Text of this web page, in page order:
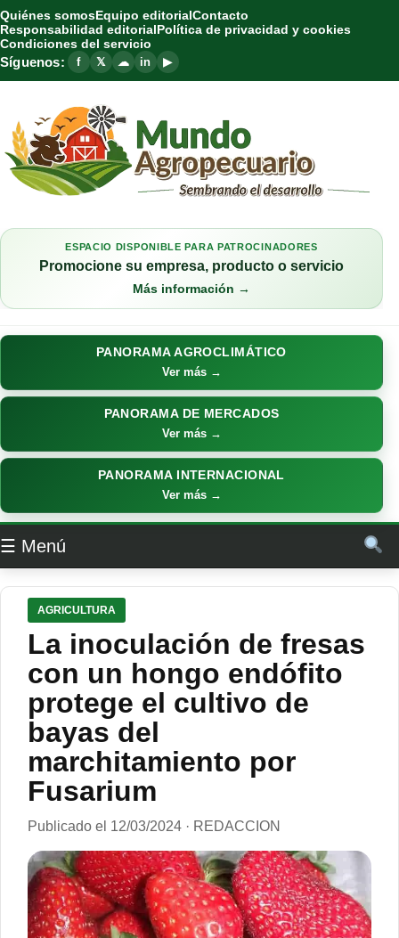
Quiénes somosEquipo editorialContacto
Responsabilidad editorialPolítica de privacidad y cookies
Condiciones del servicio
Síguenos: f 𝕏 ☁ in ▶
ESPACIO DISPONIBLE PARA PATROCINADORES
Promocione su empresa, producto o servicio
Más información →
PANORAMA AGROCLIMÁTICO
Ver más →
PANORAMA DE MERCADOS
Ver más →
PANORAMA INTERNACIONAL
Ver más →
☰ Menú
AGRICULTURA
La inoculación de fresas
con un hongo endófito
protege el cultivo de
bayas del
marchitamiento por
Fusarium
Publicado el 12/03/2024 · REDACCION